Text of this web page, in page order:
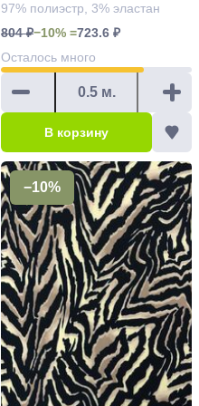
97% полиэстр, 3% эластан
804 ₽−10% =723.6 ₽
Осталось много
В корзину
−10%